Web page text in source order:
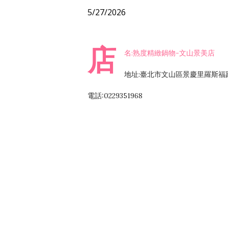
5/27/2026
店 名:熟度精緻鍋物-文山景美店
地址:臺北市文山區景慶里羅斯福
電話:0229351968